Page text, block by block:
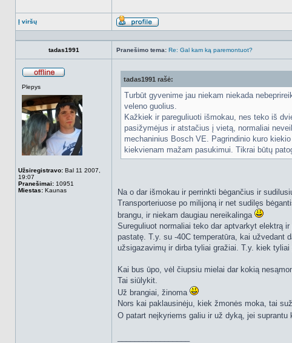
Į viršų
Aprašymas
tadas1991
Pranešimo tema: Re: Gal kam ką paremontuot?
Plepys
Užsiregistravo: Bal 11 2007,
19:07
Pranešimai: 10951
Miestas: Kaunas
tadas1991 rašė:
Turbūt gyvenime jau niekam niekada
veleno guolius.
Kažkiek ir pareguliuoti išmokau, nes teko iš
pasižymėjus ir atstačius į vietą, normaliai
mechaninius Bosch VE. Pagrindinio kuro
kiekvienam mažam pasukimui. Tikrai būtų
Na o dar išmokau ir perrinkti bėgančius ir
Transporteriuose po milijoną ir net sudilęs
brangu, ir niekam daugiau nereikalinga
Sureguliuot normaliai teko dar aptvarkyt elektrą
pastatę. T.y. su -40C temperatūra, kai užvedant
užsigazavimų ir dirba tyliai gražiai. T.y. kiek
Kai bus ūpo, vėl čiupsiu mielai dar kokią
Tai siūlykit.
Už brangiai, žinoma
Nors kai paklausinėju, kiek žmonės moka, tai
O patart neįkyriems galiu ir už dyką, jei